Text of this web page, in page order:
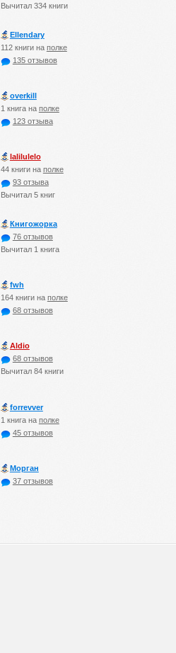
Вычитал 334 книги
Ellendary
112 книги на полке
135 отзывов
оverkill
1 книга на полке
123 отзыва
lalilulelo
44 книги на полке
93 отзыва
Вычитал 5 книг
Книгожорка
76 отзывов
Вычитал 1 книга
fwh
164 книги на полке
68 отзывов
Aldio
68 отзывов
Вычитал 84 книги
forrevver
1 книга на полке
45 отзывов
Морган
37 отзывов